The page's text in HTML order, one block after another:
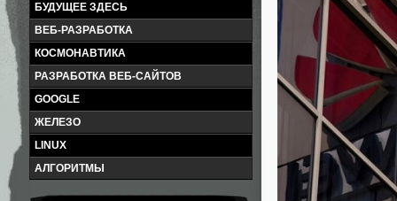
БУДУЩЕЕ ЗДЕСЬ
ВЕБ-РАЗРАБОТКА
КОСМОНАВТИКА
РАЗРАБОТКА ВЕБ-САЙТОВ
GOOGLE
ЖЕЛЕЗО
LINUX
АЛГОРИТМЫ